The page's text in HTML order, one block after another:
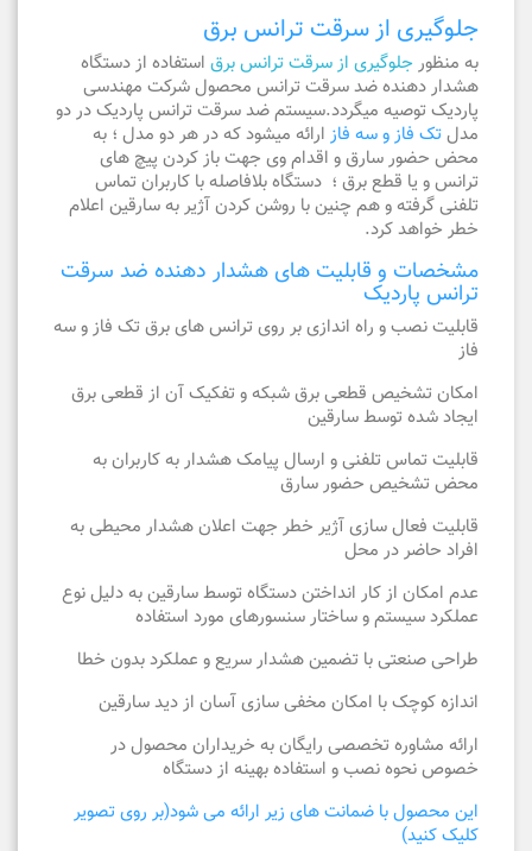
جلوگیری از سرقت ترانس برق
به منظورجلوگیری از سرقت ترانس برق استفاده از دستگاه
هشدار دهنده ضد سرقت ترانس محصول شرکت مهندسی
پاردیک توصیه میگردد.سیستم ضد سرقت ترانس پاردیک در دو
مدلتک فاز و سه فاز ارائه میشود که در هر دو مدل ؛ به
محض حضور سارق و اقدام وی جهت باز کردن پیچ های
ترانس و یا قطع برق ؛ دستگاه بلافاصله با کاربران تماس
تلفنی گرفته و هم چنین با روشن کردن آژیر به سارقین اعلام
خطر خواهد کرد.
مشخصات و قابلیت های هشدار دهنده ضد سرقت
ترانس پاردیک
قابلیت نصب و راه اندازی بر روی ترانس های برق تک فاز و سه
فاز
امکان تشخیص قطعی برق شبکه و تفکیک آن از قطعی برق
ایجاد شده توسط سارقین
قابلیت تماس تلفنی و ارسال پیامک هشدار به کاربران به
محض تشخیص حضور سارق
قابلیت فعال سازی آژیر خطر جهت اعلان هشدار محیطی به
افراد حاضر در محل
عدم امکان از کار انداختن دستگاه توسط سارقین به دلیل نوع
عملکرد سیستم و ساختار سنسورهای مورد استفاده
طراحی صنعتی با تضمین هشدار سریع و عملکرد بدون خطا
اندازه کوچک با امکان مخفی سازی آسان از دید سارقین
ارائه مشاوره تخصصی رایگان به خریداران محصول در
خصوص نحوه نصب و استفاده بهینه از دستگاه
این محصول با ضمانت های زیر ارائه می شود(بر روی تصویر
کلیک کنید)